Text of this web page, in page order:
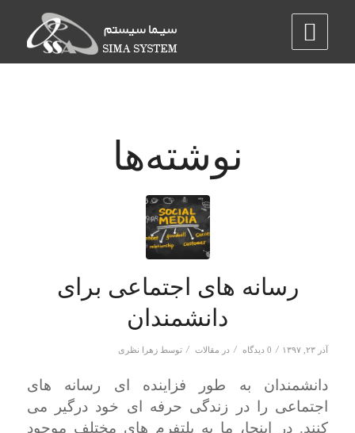
نوشته‌ها
رسانه های اجتماعی برای
دانشمندان
آذر ۲۳, ۱۳۹۷ / 0 دیدگاه / در مقالات / توسط زهرا نظری
دانشمندان به طور فزاینده ای رسانه های
اجتماعی را در زندگی حرفه ای خود درگیر می
کنند. در اینجا، ما به پلتفرم های مختلف موجود